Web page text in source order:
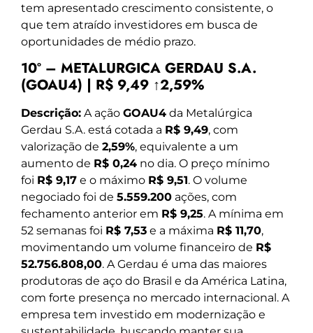
tem apresentado crescimento consistente, o
que tem atraído investidores em busca de
oportunidades de médio prazo.
10º – METALURGICA GERDAU S.A.
(GOAU4) | R$ 9,49 ↑2,59%
Descrição: A ação GOAU4 da Metalúrgica
Gerdau S.A. está cotada a R$ 9,49, com
valorização de 2,59%, equivalente a um
aumento de R$ 0,24 no dia. O preço mínimo
foi R$ 9,17 e o máximo R$ 9,51. O volume
negociado foi de 5.559.200 ações, com
fechamento anterior em R$ 9,25. A mínima em
52 semanas foi R$ 7,53 e a máxima R$ 11,70,
movimentando um volume financeiro de R$
52.756.808,00. A Gerdau é uma das maiores
produtoras de aço do Brasil e da América Latina,
com forte presença no mercado internacional. A
empresa tem investido em modernização e